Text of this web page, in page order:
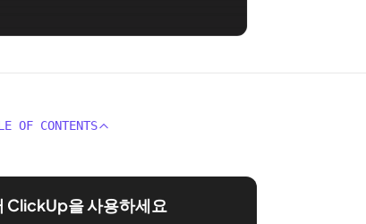
OF CONTENTS
ClickUp을 사용하세요